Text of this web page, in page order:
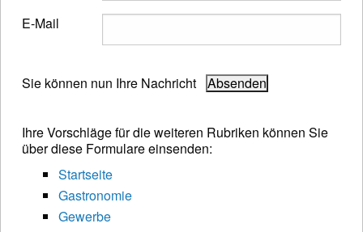
E-Mail
Sie können nun Ihre Nachricht
Ihre Vorschläge für die weiteren Rubriken können Sie
über diese Formulare einsenden:
Startseite
Gastronomie
Gewerbe